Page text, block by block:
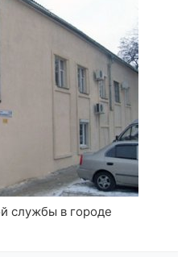
службы в городе